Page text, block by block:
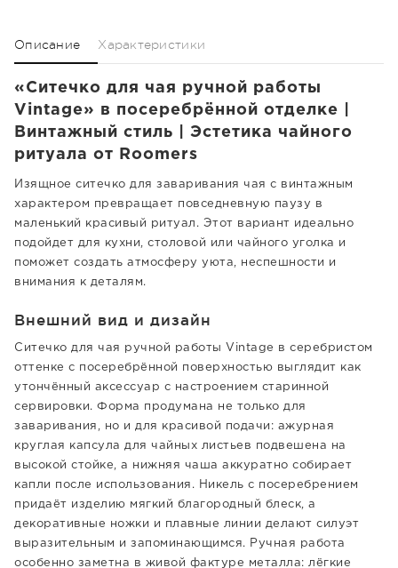
Описание Характеристики
«Ситечко для чая ручной работы
Vintage» в посеребрённой отделке |
Винтажный стиль | Эстетика чайного
ритуала от Roomers
Изящное ситечко для заваривания чая с винтажным
характером превращает повседневную паузу в
маленький красивый ритуал. Этот вариант идеально
подойдет для кухни, столовой или чайного уголка и
поможет создать атмосферу уюта, неспешности и
внимания к деталям.
Внешний вид и дизайн
Ситечко для чая ручной работы Vintage в серебристом
оттенке с посеребрённой поверхностью выглядит как
утончённый аксессуар с настроением старинной
сервировки. Форма продумана не только для
заваривания, но и для красивой подачи: ажурная
круглая капсула для чайных листьев подвешена на
высокой стойке, а нижняя чаша аккуратно собирает
капли после использования. Никель с посеребрением
придаёт изделию мягкий благородный блеск, а
декоративные ножки и плавные линии делают силуэт
выразительным и запоминающимся. Ручная работа
особенно заметна в живой фактуре металла: лёгкие